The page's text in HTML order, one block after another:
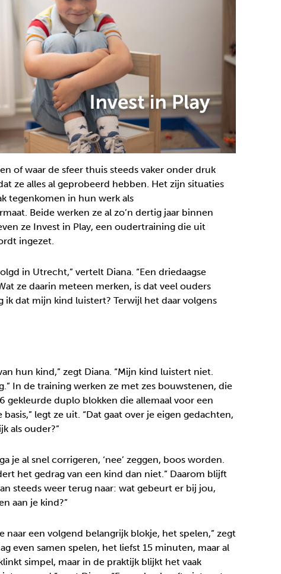
of waar de sfeer thuis steeds vaker onder druk
ze alles al geprobeerd hebben. Het zijn situaties
tegenkomen in hun werk als
Beide werken ze al zo’n dertig jaar binnen
ze Invest in Play, een oudertraining die uit
ingezet.
in Utrecht,” vertelt Diana. “Een driedaagse
ze daarin meteen merken, is dat veel ouders
dat mijn kind luistert? Terwijl het daar volgens
hun kind,” zegt Diana. “Mijn kind luistert niet.
In de training werken ze met zes bouwstenen, die
duplo blokken die allemaal voor een
legt ze uit. “Dat gaat over je eigen gedachten,
als ouder?”
je al snel corrigeren, ‘nee’ zeggen, boos worden.
het gedrag van een kind dan niet.” Daarom blijft
steeds weer terug naar: wat gebeurt er bij jou,
aan je kind?”
naar een volgend belangrijk blokje, het spelen,” zegt
even samen spelen, het liefst 15 minuten, maar al
simpel, maar in de praktijk blijkt het vaak